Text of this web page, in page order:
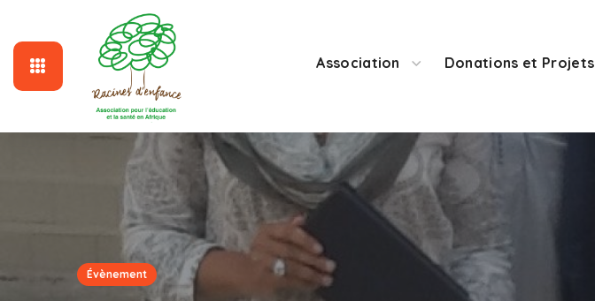
Association Donations et Projets
Évènement